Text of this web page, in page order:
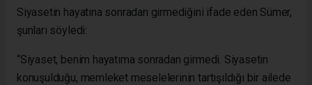
Siyasetin hayatına sonradan girmediğini ifade eden Sümer,
şunları söyledi:
“Siyaset, benim hayatıma sonradan girmedi. Siyasetin
konuşulduğu, memleket meselelerinin tartışıldığı bir ailede